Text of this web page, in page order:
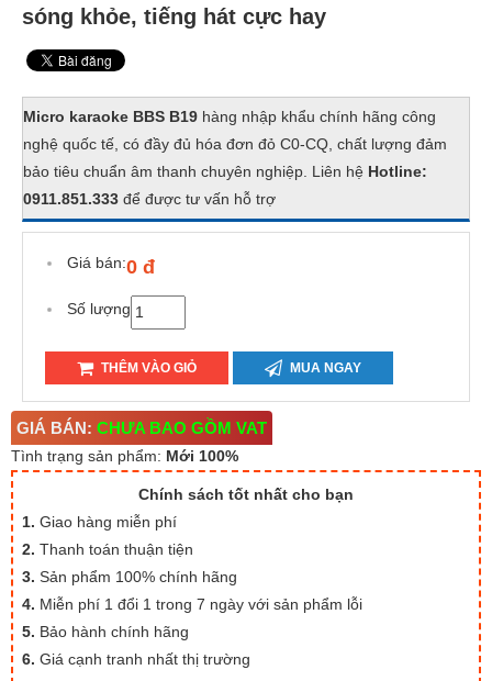
sóng khỏe, tiếng hát cực hay
Micro karaoke BBS B19 hàng nhập khẩu chính hãng công
nghệ quốc tế, có đầy đủ hóa đơn đỏ C0-CQ, chất lượng đảm
bảo tiêu chuẩn âm thanh chuyên nghiệp. Liên hệ Hotline:
0911.851.333 để được tư vấn hỗ trợ
Giá bán:0 đ
Số lượng
THÊM VÀO GIỎ MUA NGAY
GIÁ BÁN: CHƯA BAO GỒM VAT
Tình trạng sản phẩm: Mới 100%
Chính sách tốt nhất cho bạn
1. Giao hàng miễn phí
2. Thanh toán thuận tiện
3. Sản phẩm 100% chính hãng
4. Miễn phí 1 đổi 1 trong 7 ngày với sản phẩm lỗi
5. Bảo hành chính hãng
6. Giá cạnh tranh nhất thị trường